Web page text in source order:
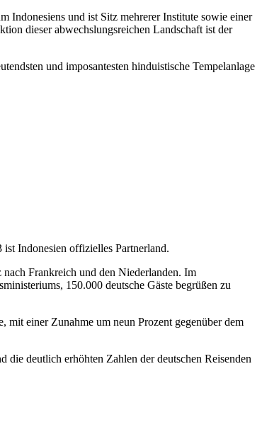
Indonesiens und ist Sitz mehrerer Institute sowie einer
dieser abwechslungsreichen Landschaft ist der
und imposantesten hinduistische Tempelanlage
Indonesien offizielles Partnerland.
Frankreich und den Niederlanden. Im
150.000 deutsche Gäste begrüßen zu
mit einer Zunahme um neun Prozent gegenüber dem
deutlich erhöhten Zahlen der deutschen Reisenden